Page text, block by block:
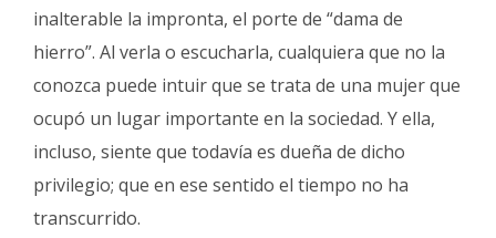
inalterable la impronta, el porte de “dama de
hierro”. Al verla o escucharla, cualquiera que no la
conozca puede intuir que se trata de una mujer que
ocupó un lugar importante en la sociedad. Y ella,
incluso, siente que todavía es dueña de dicho
privilegio; que en ese sentido el tiempo no ha
transcurrido.